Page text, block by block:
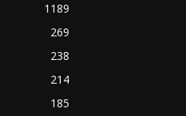
1189
269
238
214
185